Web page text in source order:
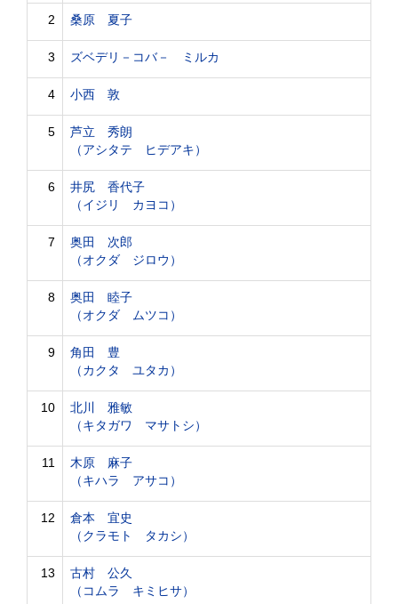
2 桑原 夏子
3 ズベデリ－コバ－ ミルカ
4 小西 敦
5
芦立 秀朗
（アシタテ ヒデアキ）
6
井尻 香代子
（イジリ カヨコ）
7
奥田 次郎
（オクダ ジロウ）
8
奥田 睦子
（オクダ ムツコ）
9
角田 豊
（カクタ ユタカ）
10
北川 雅敏
（キタガワ マサトシ）
11
木原 麻子
（キハラ アサコ）
12
倉本 宜史
（クラモト タカシ）
13
古村 公久
（コムラ キミヒサ）